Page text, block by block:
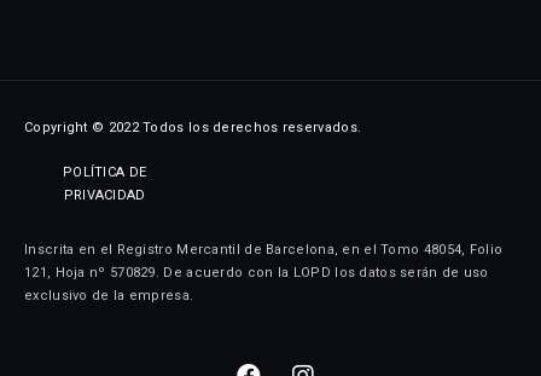
Copyright © 2022 Todos los derechos reservados.
POLÍTICA DE
PRIVACIDAD
Inscrita en el Registro Mercantil de Barcelona, en el Tomo 48054, Folio
121, Hoja nº 570829. De acuerdo con la LOPD los datos serán de uso
exclusivo de la empresa.